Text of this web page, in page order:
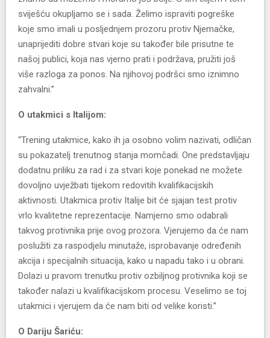
sviješću okupljamo se i sada. Želimo ispraviti pogreške
koje smo imali u posljednjem prozoru protiv Njemačke,
unaprijediti dobre stvari koje su također bile prisutne te
našoj publici, koja nas vjerno prati i podržava, pružiti još
više razloga za ponos. Na njihovoj podršci smo iznimno
zahvalni.”
O utakmici s Italijom:
“Trening utakmice, kako ih ja osobno volim nazivati, odličan
su pokazatelj trenutnog stanja momčadi. One predstavljaju
dodatnu priliku za rad i za stvari koje ponekad ne možete
dovoljno uvježbati tijekom redovitih kvalifikacijskih
aktivnosti. Utakmica protiv Italije bit će sjajan test protiv
vrlo kvalitetne reprezentacije. Namjerno smo odabrali
takvog protivnika prije ovog prozora. Vjerujemo da će nam
poslužiti za raspodjelu minutaže, isprobavanje određenih
akcija i specijalnih situacija, kako u napadu tako i u obrani.
Dolazi u pravom trenutku protiv ozbiljnog protivnika koji se
također nalazi u kvalifikacijskom procesu. Veselimo se toj
utakmici i vjerujem da će nam biti od velike koristi.”
O Dariju Šariću: